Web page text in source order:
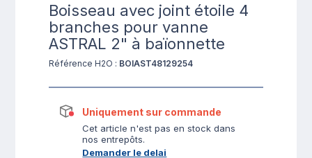
Boisseau avec joint étoile 4
branches pour vanne
ASTRAL 2" à baïonnette
Référence H2O : BOIAST48129254
Uniquement sur commande
Cet article n'est pas en stock dans
nos entrepôts.
Demander le delai